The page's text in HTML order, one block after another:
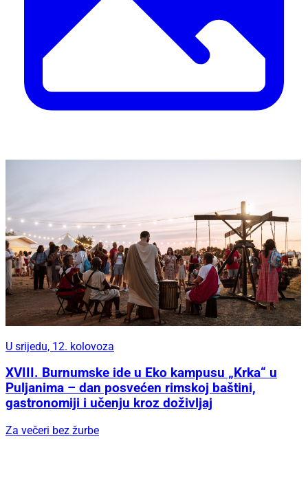
U srijedu, 12. kolovoza
XVIII. Burnumske ide u Eko kampusu „Krka“ u
Puljanima – dan posvećen rimskoj baštini,
gastronomiji i učenju kroz doživljaj
Za večeri bez žurbe